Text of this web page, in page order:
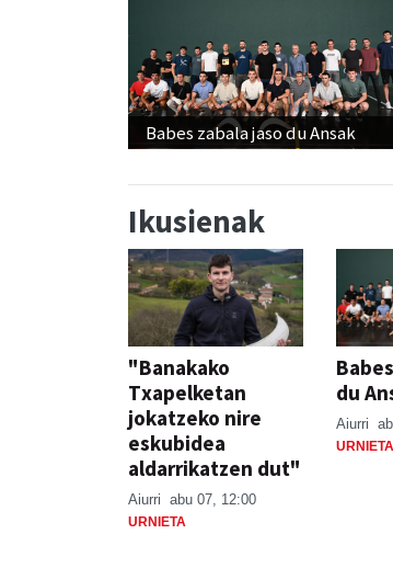
Babes zabala jaso du Ansak
Ikusienak
"Banakako
Txapelketan
jokatzeko nire
eskubidea
aldarrikatzen dut"
Aiurri abu 07, 12:00
URNIETA
du
Aiurri
URNIETA